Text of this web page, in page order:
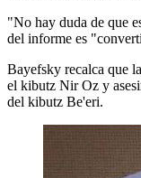
"No hay duda de que
del informe es
Bayefsky recalca que
el kibutz Nir Oz y
del kibutz Be'eri.